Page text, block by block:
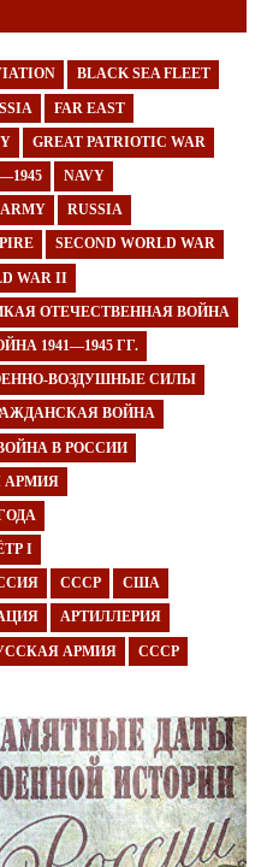
BLACK SEA FLEET
FAR EAST
GREAT PATRIOTIC WAR
NAVY
RUSSIA
SECOND WORLD WAR
WAR II
ОТЕЧЕСТВЕННАЯ ВОЙНА
1941—1945 ГГ.
ВОЗДУШНЫЕ СИЛЫ
ВОЙНА
В РОССИИ
АРМИЯ
I
СССР США
АРТИЛЛЕРИЯ
АРМИЯ СССР